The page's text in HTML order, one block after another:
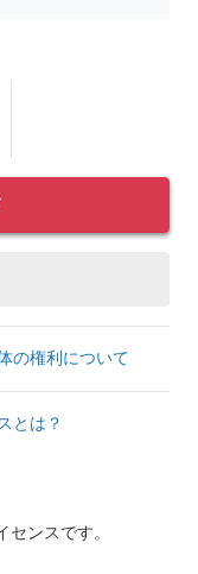
の権利について
とは？
ンスです。